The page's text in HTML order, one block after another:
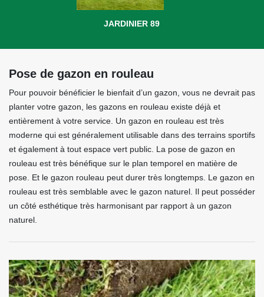
JARDINIER 89
Pose de gazon en rouleau
Pour pouvoir bénéficier le bienfait d’un gazon, vous ne devrait pas
planter votre gazon, les gazons en rouleau existe déjà et
entièrement à votre service. Un gazon en rouleau est très
moderne qui est généralement utilisable dans des terrains sportifs
et également à tout espace vert public. La pose de gazon en
rouleau est très bénéfique sur le plan temporel en matière de
pose. Et le gazon rouleau peut durer très longtemps. Le gazon en
rouleau est très semblable avec le gazon naturel. Il peut posséder
un côté esthétique très harmonisant par rapport à un gazon
naturel.